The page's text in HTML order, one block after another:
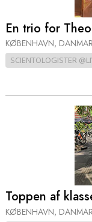
En trio for
KØBENHAVN,
SCIENTOLOGISTER
Toppen af
KØBENHAVN,